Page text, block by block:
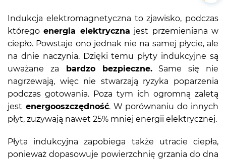
Indukcja elektromagnetyczna to zjawisko, podczas
któregoenergia elektryczna jest przemieniana w
ciepło. Powstaje ono jednak nie na samej płycie, ale
na dnie naczynia. Dzięki temu płyty indukcyjne są
uważane za bardzo bezpieczne.Same się nie
nagrzewają, więc nie stwarzają ryzyka poparzenia
podczas gotowania. Poza tym ich ogromną zaletą
jest energooszczędność. W porównaniu do innych
płyt, zużywają nawet 25% mniej energii elektrycznej.
Płyta indukcyjna zapobiega także utracie ciepła,
ponieważ dopasowuje powierzchnię grzania do dna